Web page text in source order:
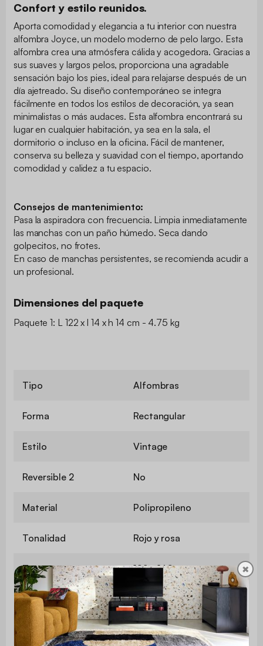
Confort y estilo reunidos.
Aporta comodidad y elegancia a tu interior con nuestra
alfombra Joyce, un modelo moderno de pelo largo. Esta
alfombra crea una atmósfera cálida y acogedora. Gracias a
sus suaves y largos pelos, proporciona una agradable
sensación bajo los pies, ideal para relajarse después de un
día ajetreado. Su diseño contemporáneo se integra
fácilmente en todos los estilos de decoración, ya sean
minimalistas o más audaces. Esta alfombra encontrará su
lugar en cualquier habitación, ya sea en la sala, el
dormitorio o incluso en la oficina. Fácil de mantener,
conserva su belleza y suavidad con el tiempo, aportando
comodidad y calidez a tu espacio.
Consejos de mantenimiento:
Pasa la aspiradora con frecuencia. Limpia inmediatamente
las manchas con un paño húmedo. Seca dando
golpecitos, no frotes.
En caso de manchas persistentes, se recomienda acudir a
un profesional.
Dimensiones del paquete
Paquete 1: L 122 x l 14 x h 14 cm - 4.75 kg
Tipo Alfombras
Forma Rectangular
Estilo Vintage
Reversible 2 No
Material Polipropileno
Tonalidad Rojo y rosa
Tamaño 120 x 160 cm
Altura del pelo 2 cm
Modelo Tejido a máquina
✖